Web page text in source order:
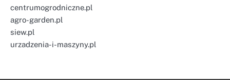
centrumogrodniczne.pl
agro-garden.pl
siew.pl
urzadzenia-i-maszyny.pl